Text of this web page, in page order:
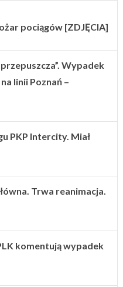
pociągów [ZDJĘCIA]
Wypadek
linii Poznań –
PKP Intercity. Miał
Trwa reanimacja.
komentują wypadek